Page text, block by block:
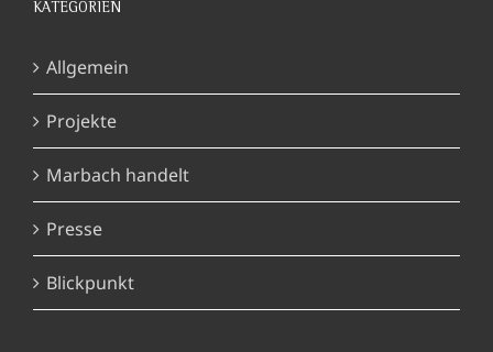
KATEGORIEN
Allgemein
Projekte
Marbach handelt
Presse
Blickpunkt